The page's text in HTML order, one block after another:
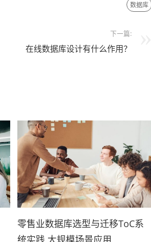
数据库
下一篇:
在线数据库设计有什么作用？
零售业数据库选型与迁移ToC系
统实践 大规模场景应用